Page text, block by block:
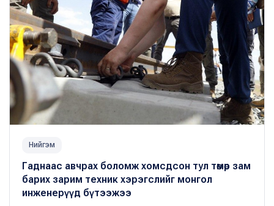
Нийгэм
Гаднаас авчрах боломж хомсдсон тул төмөр зам
барих зарим техник хэрэгслийг монгол
инженерүүд бүтээжээ